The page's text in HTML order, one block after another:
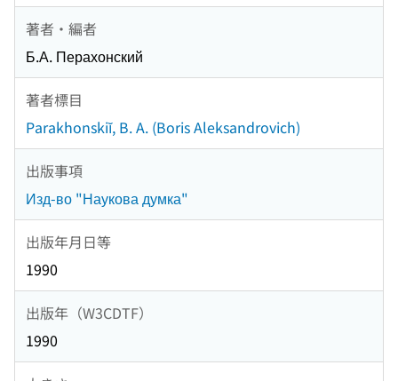
著者・編者
Б.А. Перахонский
著者標目
Parakhonskiĭ, B. A. (Boris Aleksandrovich)
出版事項
Изд-во "Наукова думка"
出版年月日等
1990
出版年（W3CDTF）
1990